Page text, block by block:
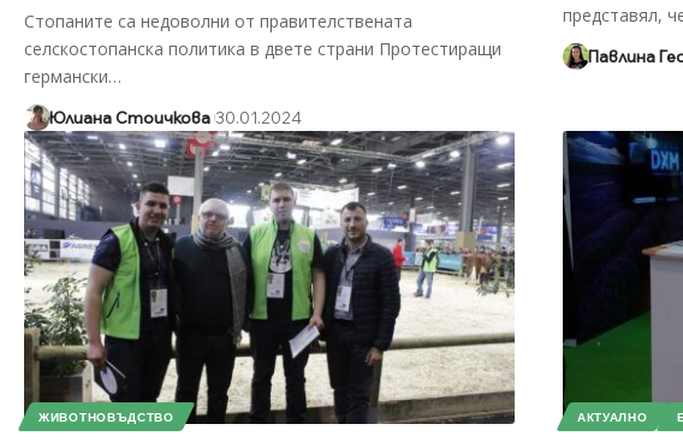
Стопаните са недоволни от правителствената
селскостопанска политика в двете страни Протестиращи
германски…
Юлиана Стоичкова 30.01.2024
представял,
Павлина
ЖИВОТНОВЪДСТВО АКТУАЛНО